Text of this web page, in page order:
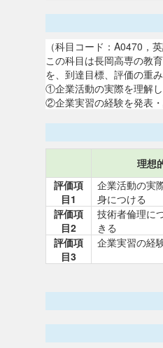
（科目コード：A0470，
この科目は長岡高専の教
を、到達目標、評価の重
①企業活動の実際を理解
②企業実習の経験を発表
理想
評価項
目1
企業活動の実
身につける
評価項
目2
技術者倫理に
きる
評価項
目3
企業実習の経